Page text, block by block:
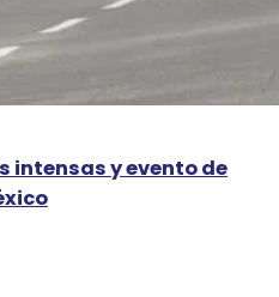
intensas y evento de